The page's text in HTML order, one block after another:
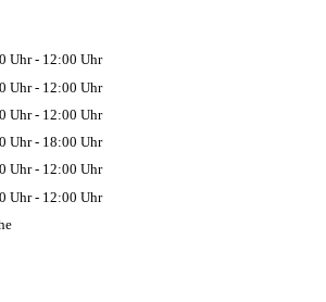
Uhr - 12:00 Uhr
Uhr - 12:00 Uhr
Uhr - 12:00 Uhr
Uhr - 18:00 Uhr
Uhr - 12:00 Uhr
Uhr - 12:00 Uhr